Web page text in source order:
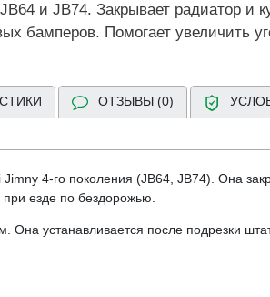
и JB74. Закрывает радиатор и
бамперов. Помогает увеличить
ОТЗЫВЫ (0)
4-го поколения (JB64, JB74). Она
езде по бездорожью.
устанавливается после подрезки